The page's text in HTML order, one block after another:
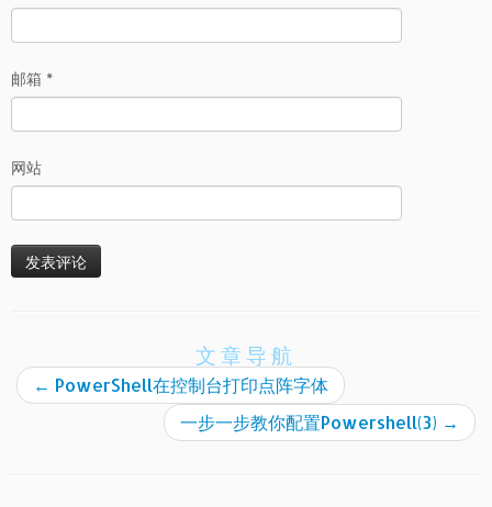
邮箱 *
网站
文章导航
← PowerShell在控制台打印点阵字体
一步一步教你配置Powershell(3) →